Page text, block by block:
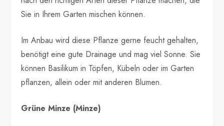
Sie in Ihrem Garten mischen können.
Im Anbau wird diese Pflanze gerne feucht gehalten,
benötigt eine gute Drainage und mag viel Sonne. Sie
können Basilikum in Töpfen, Kübeln oder im Garten
pflanzen, allein oder mit anderen Blumen.
Grüne Minze (Minze)